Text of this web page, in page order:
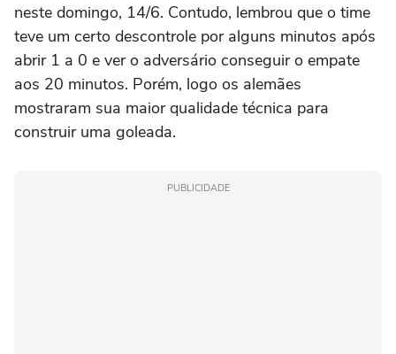
neste domingo, 14/6. Contudo, lembrou que o time
teve um certo descontrole por alguns minutos após
abrir 1 a 0 e ver o adversário conseguir o empate
aos 20 minutos. Porém, logo os alemães
mostraram sua maior qualidade técnica para
construir uma goleada.
PUBLICIDADE